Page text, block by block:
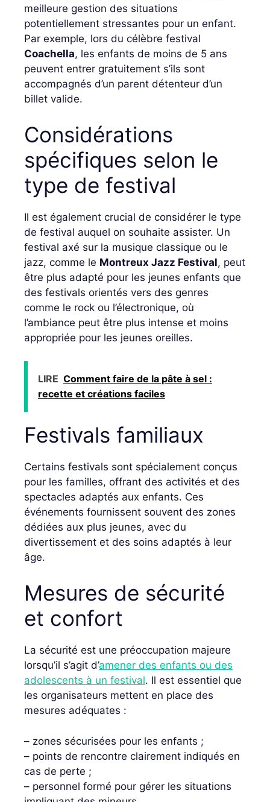
meilleure gestion des situations
potentiellement stressantes pour un enfant.
Par exemple, lors du célèbre festival
Coachella, les enfants de moins de 5 ans
peuvent entrer gratuitement s’ils sont
accompagnés d’un parent détenteur d’un
billet valide.
Considérations
spécifiques selon le
type de festival
Il est également crucial de considérer le type
de festival auquel on souhaite assister. Un
festival axé sur la musique classique ou le
jazz, comme le Montreux Jazz Festival, peut
être plus adapté pour les jeunes enfants que
des festivals orientés vers des genres
comme le rock ou l’électronique, où
l’ambiance peut être plus intense et moins
appropriée pour les jeunes oreilles.
LIRE Comment faire de la pâte à sel :
recette et créations faciles
Festivals familiaux
Certains festivals sont spécialement conçus
pour les familles, offrant des activités et des
spectacles adaptés aux enfants. Ces
événements fournissent souvent des zones
dédiées aux plus jeunes, avec du
divertissement et des soins adaptés à leur
âge.
Mesures de sécurité
et confort
La sécurité est une préoccupation majeure
lorsqu’il s’agit d’amener des enfants ou des
adolescents à un festival. Il est essentiel que
les organisateurs mettent en place des
mesures adéquates :
– zones sécurisées pour les enfants ;
– points de rencontre clairement indiqués en
cas de perte ;
– personnel formé pour gérer les situations